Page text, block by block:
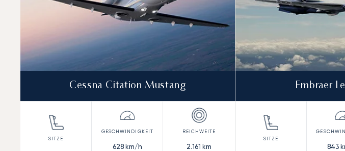
Cessna Citation Mustang
628km/h 2.161 km
Embraer
843